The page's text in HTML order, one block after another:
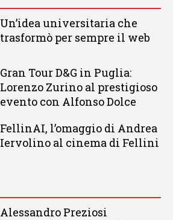
Un’idea universitaria che
trasformò per sempre il web
Gran Tour D&G in Puglia:
Lorenzo Zurino al prestigioso
evento con Alfonso Dolce
FellinAI, l’omaggio di Andrea
Iervolino al cinema di Fellini
Alessandro Preziosi